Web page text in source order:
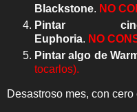
Blackstone. NO
Pintar
Euphoria. NO
Pintar algo de
tocarlos).
Desastroso mes, con